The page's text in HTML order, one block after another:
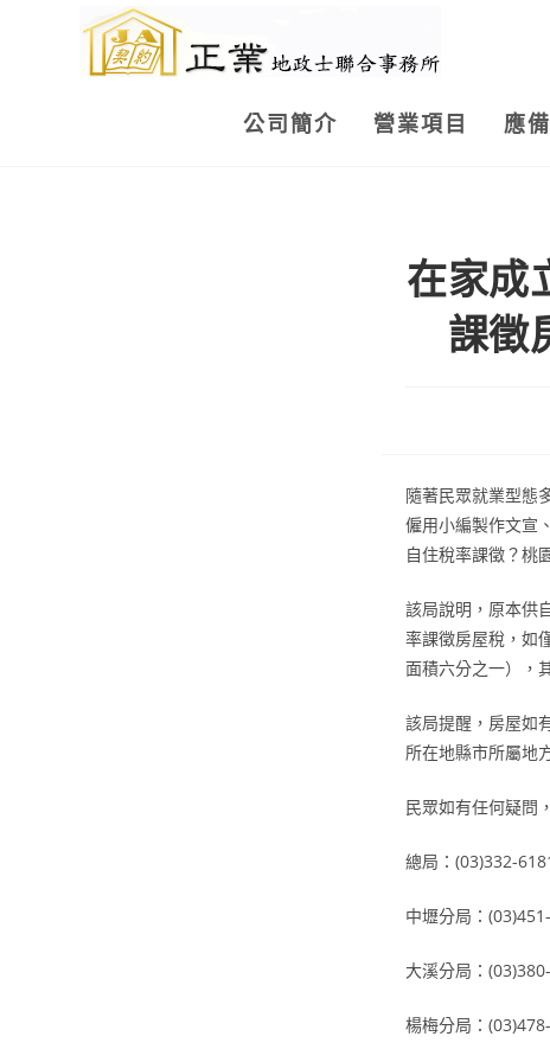
公司簡介 營業項目 應
在家成
課徵
隨著民眾就業型態
僱用小編製作文宣
自住稅率課徵？桃
該局說明，原本供
率課徵房屋稅，如
面積六分之一），
該局提醒，房屋如
所在地縣市所屬地
民眾如有任何疑問
總局：(03)332-
中壢分局：
大溪分局：
楊梅分局：